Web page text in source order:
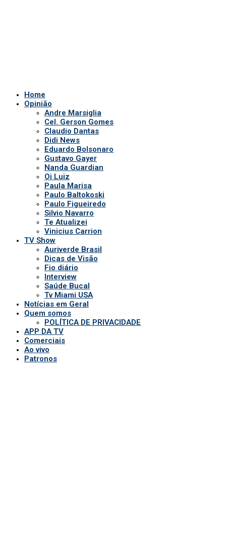
Home
Opinião
Andre Marsiglia
Cel. Gerson Gomes
Claudio Dantas
Didi News
Eduardo Bolsonaro
Gustavo Gayer
Nanda Guardian
Oi Luiz
Paula Marisa
Paulo Baltokoski
Paulo Figueiredo
Silvio Navarro
Te Atualizei
Vinicius Carrion
TV Show
Auriverde Brasil
Dicas de Visão
Fio diário
Interview
Saúde Bucal
Tv Miami USA
Notícias em Geral
Quem somos
POLÍTICA DE PRIVACIDADE
APP DA TV
Comerciais
Ao vivo
Patronos